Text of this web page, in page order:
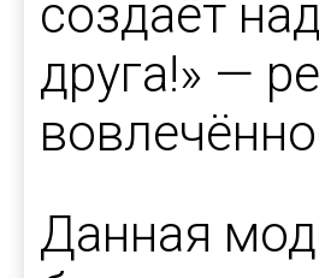
создаёт
друга!» —
Данная